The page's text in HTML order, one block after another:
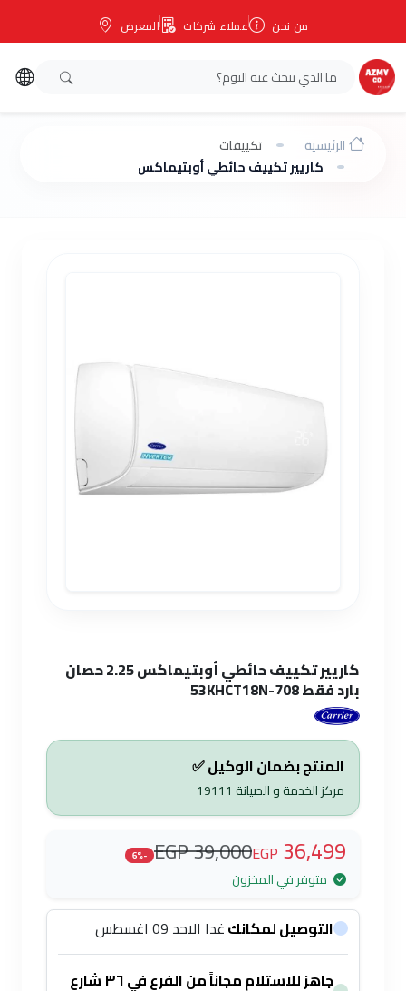
من نحن عملاء شركات المعرض
الرئيسية
تكييفات
كاريير تكييف حائطي أوبتيماكس 2.25 حصان بارد فقط 53KHCT18N-708
كاريير تكييف حائطي أوبتيماكس 2.25 حصان
بارد فقط 53KHCT18N-708
المنتج بضمان الوكيل ✅
مركز الخدمة و الصيانة 19111
36,499
EGP
39,000 EGP
-6%
متوفر في المخزون
التوصيل لمكانكغدا الاحد 09 اغسطس
جاهز للاستلام مجاناً من الفرع في ٣٦ شارع